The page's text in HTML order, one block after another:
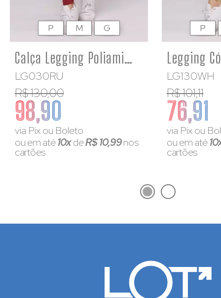
Calça Legging Poliamida Feminina Básica Vinho Ruggine
LG030RU
R$ 130,00
98,90
via Pix ou Boleto
ou em até10xdeR$ 10,99nos
cartões
P M G
LG130WH
R$ 101,11
76,91
via Pix ou
ou em até
cartões
P